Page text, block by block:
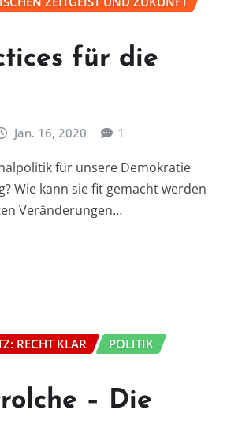
für die
Jan. 16, 2020 1
für unsere Demokratie
Wie kann sie fit gemacht werden
Veränderungen…
RECHT KLAR
POLITIK
– Die